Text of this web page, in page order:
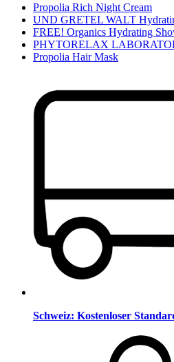
Propolia Rich Night Cream
UND GRETEL WALT
FREE! Organics Hydrating
PHYTORELAX
Propolia Hair Mask
Schweiz: Kostenloser